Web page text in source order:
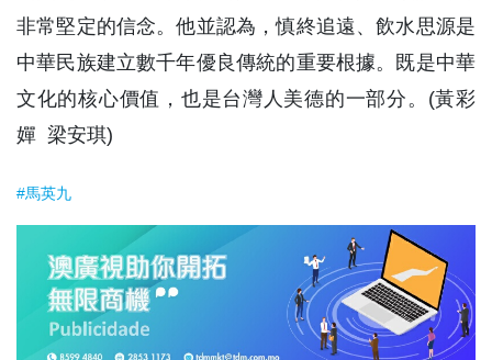
非常堅定的信念。他並認為，慎終追遠、飲水思源是
中華民族建立數千年優良傳統的重要根據。既是中華
文化的核心價值，也是台灣人美德的一部分。(黃彩
嬋 梁安琪)
#馬英九